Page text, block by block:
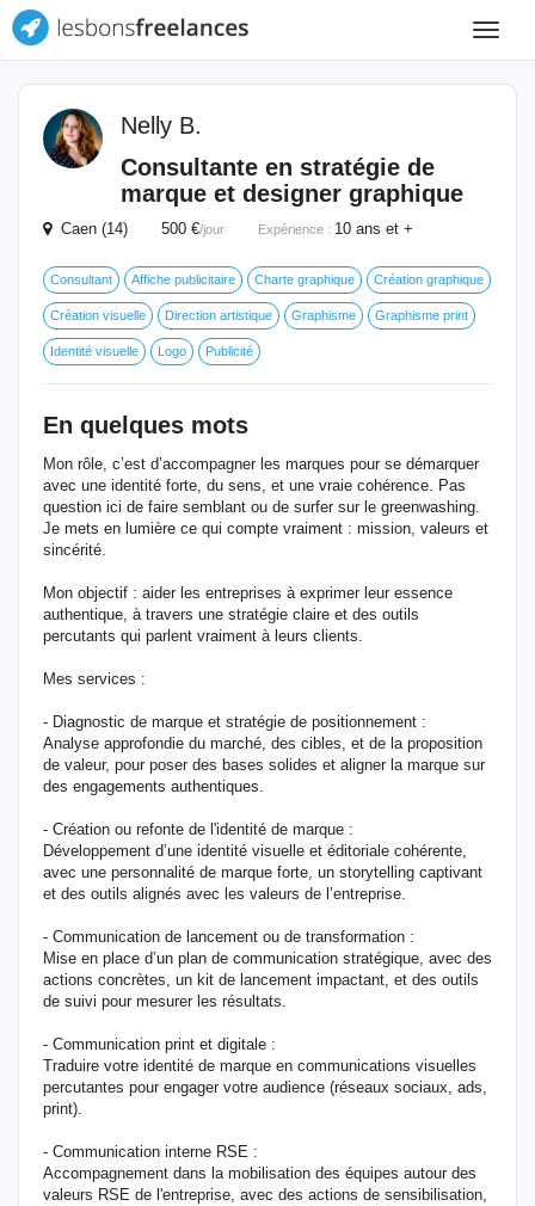
Toggle
Nelly B.
Consultante en stratégie de
marque et designer graphique
Caen (14) 500 €/jour Expérience : 10 ans et +
Consultant Affiche publicitaire Charte graphique Création graphique
Création visuelle Direction artistique Graphisme Graphisme print
Identité visuelle Logo Publicité
En quelques mots
Mon rôle, c’est d’accompagner les marques pour se démarquer
avec une identité forte, du sens, et une vraie cohérence. Pas
question ici de faire semblant ou de surfer sur le greenwashing.
Je mets en lumière ce qui compte vraiment : mission, valeurs et
sincérité.
Mon objectif : aider les entreprises à exprimer leur essence
authentique, à travers une stratégie claire et des outils
percutants qui parlent vraiment à leurs clients.
Mes services :
- Diagnostic de marque et stratégie de positionnement :
Analyse approfondie du marché, des cibles, et de la proposition
de valeur, pour poser des bases solides et aligner la marque sur
des engagements authentiques.
- Création ou refonte de l'identité de marque :
Développement d’une identité visuelle et éditoriale cohérente,
avec une personnalité de marque forte, un storytelling captivant
et des outils alignés avec les valeurs de l’entreprise.
- Communication de lancement ou de transformation :
Mise en place d’un plan de communication stratégique, avec des
actions concrètes, un kit de lancement impactant, et des outils
de suivi pour mesurer les résultats.
- Communication print et digitale :
Traduire votre identité de marque en communications visuelles
percutantes pour engager votre audience (réseaux sociaux, ads,
print).
- Communication interne RSE :
Accompagnement dans la mobilisation des équipes autour des
valeurs RSE de l'entreprise, avec des actions de sensibilisation,